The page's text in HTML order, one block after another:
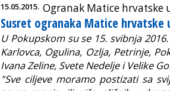
15.05.2015. Ogranak Matice hrvatske
Susret ogranaka Matice hrvatske
U Pokupskom su se 15. svibnja
Karlovca, Ogulina, Ozlja, Petrinje,
Ivana Zeline, Svete Nedelje i Velike
"Sve ciljeve moramo postizati sa